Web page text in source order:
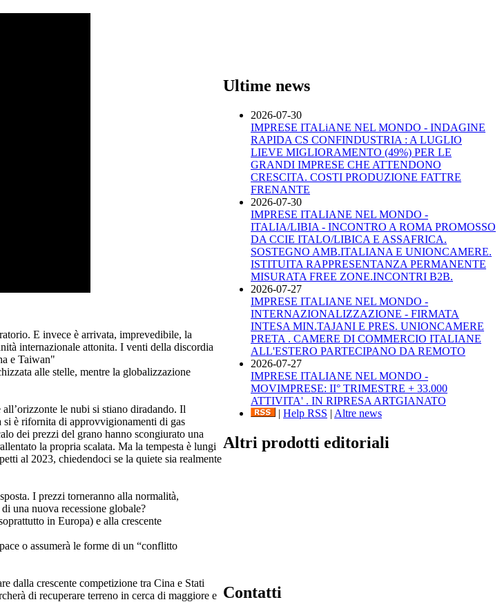
E invece è arrivata, imprevedibile, la
internazionale attonita. I venti della discordia
e Taiwan"
alle stelle, mentre la globalizzazione
le nubi si stiano diradando. Il
si è rifornita di approvvigionamenti di gas
dei prezzi del grano hanno scongiurato una
la propria scalata. Ma la tempesta è lungi
al 2023, chiedendoci se la quiete sia realmente
I prezzi torneranno alla normalità,
una nuova recessione globale?
in Europa) e alla crescente
o assumerà le forme di un “conflitto
dalla crescente competizione tra Cina e Stati
di recuperare terreno in cerca di maggiore e
Ultime news
2026-07-30
IMPRESE ITALiANE NEL MONDO - INDAGINE
RAPIDA CS CONFINDUSTRIA : A LUGLIO
LIEVE MIGLIORAMENTO (49%) PER LE
GRANDI IMPRESE CHE ATTENDONO
CRESCITA. COSTI PRODUZIONE FATTRE
FRENANTE
2026-07-30
IMPRESE ITALIANE NEL MONDO -
ITALIA/LIBIA - INCONTRO A ROMA PROMOSSO
DA CCIE ITALO/LIBICA E ASSAFRICA.
SOSTEGNO AMB.ITALIANA E UNIONCAMERE.
ISTITUITA RAPPRESENTANZA PERMANENTE
MISURATA FREE ZONE.INCONTRI B2B.
2026-07-27
IMPRESE ITALIANE NEL MONDO -
INTERNAZIONALIZZAZIONE - FIRMATA
INTESA MIN.TAJANI E PRES. UNIONCAMERE
PRETA . CAMERE DI COMMERCIO ITALIANE
ALL'ESTERO PARTECIPANO DA REMOTO
2026-07-27
IMPRESE ITALIANE NEL MONDO -
MOVIMPRESE: II° TRIMESTRE + 33.000
ATTIVITA' . IN RIPRESA ARTGIANATO
| Help RSS | Altre news
Altri prodotti editoriali
Contatti